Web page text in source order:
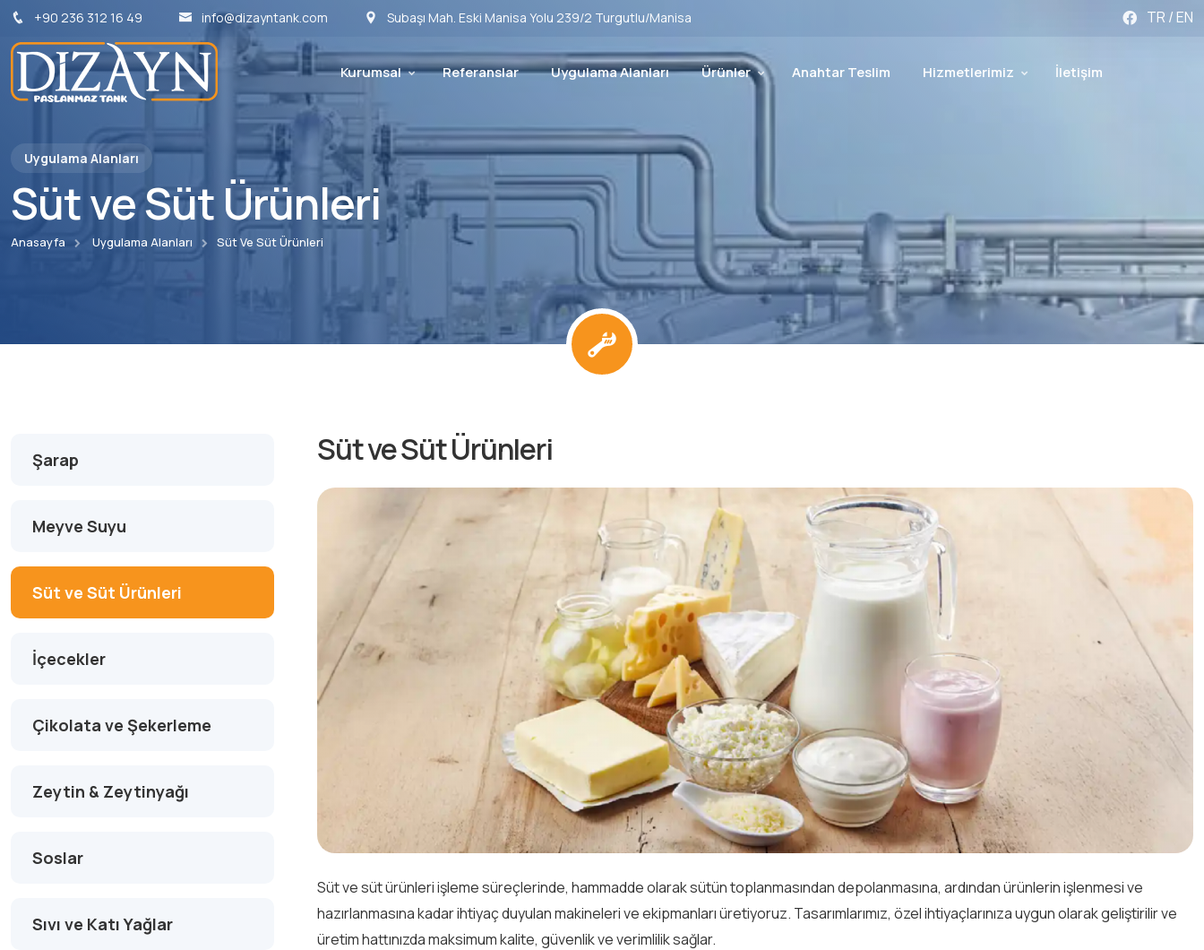
+90 236 312 16 49 info@dizayntank.com Subaşı Mah. Eski Manisa Yolu 239/2 Turgutlu/Manisa TR / EN
Kurumsal Referanslar Uygulama Alanları Ürünler Anahtar Teslim Hizmetlerimiz İletişim
Uygulama Alanları
Süt ve Süt Ürünleri
Anasayfa Uygulama Alanları Süt Ve Süt Ürünleri
Şarap
Meyve Suyu
Süt ve Süt Ürünleri
İçecekler
Çikolata ve Şekerleme
Zeytin & Zeytinyağı
Soslar
Sıvı ve Katı Yağlar
Süt ve Süt Ürünleri
Süt ve süt ürünleri işleme süreçlerinde, hammadde olarak sütün toplanmasından depolanmasına, ardından ürünlerin işlenmesi ve
hazırlanmasına kadar ihtiyaç duyulan makineleri ve ekipmanları üretiyoruz. Tasarımlarımız, özel ihtiyaçlarınıza uygun olarak geliştirilir ve
üretim hattınızda maksimum kalite, güvenlik ve verimlilik sağlar.